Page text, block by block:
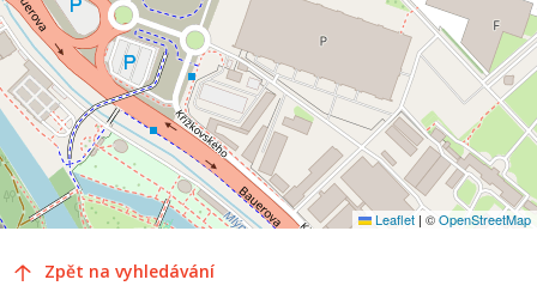
Leaflet | ©OpenStreetMap
Zpět na vyhledávání